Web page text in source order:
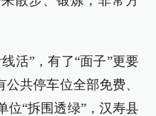
活”，有了“面子”更要
共停车位全部免费、
位“拆围透绿”，汉寿县